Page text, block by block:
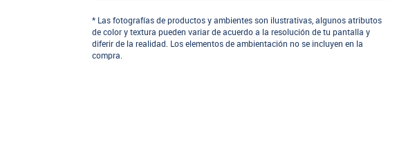
* Las fotografías de productos y ambientes son ilustrativas, algunos atributos
de color y textura pueden variar de acuerdo a la resolución de tu pantalla y
diferir de la realidad. Los elementos de ambientación no se incluyen en la
compra.